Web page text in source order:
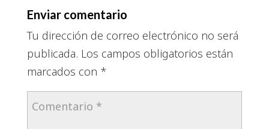
Enviar comentario
Tu dirección de correo electrónico no será
publicada. Los campos obligatorios están
marcados con *